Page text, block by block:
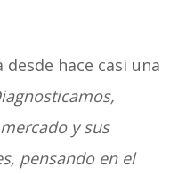
hace casi una
y sus
pensando en el